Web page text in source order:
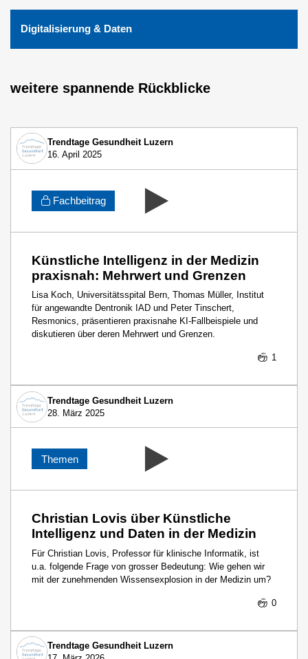
Digitalisierung & Daten
weitere spannende Rückblicke
Trendtage Gesundheit Luzern
16. April 2025
Fachbeitrag
Künstliche Intelligenz in der Medizin
praxisnah: Mehrwert und Grenzen
Lisa Koch, Universitätsspital Bern, Thomas Müller, Institut
für angewandte Dentronik IAD und Peter Tinschert,
Resmonics, präsentieren praxisnahe KI-Fallbeispiele und
diskutieren über deren Mehrwert und Grenzen.
1
Trendtage Gesundheit Luzern
28. März 2025
Themen
Christian Lovis über Künstliche
Intelligenz und Daten in der Medizin
Für Christian Lovis, Professor für klinische Informatik, ist
u.a. folgende Frage von grosser Bedeutung: Wie gehen wir
mit der zunehmenden Wissensexplosion in der Medizin um?
0
Trendtage Gesundheit Luzern